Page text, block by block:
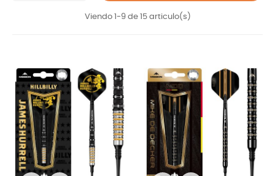
Viendo 1-9 de 15 articulo(s)